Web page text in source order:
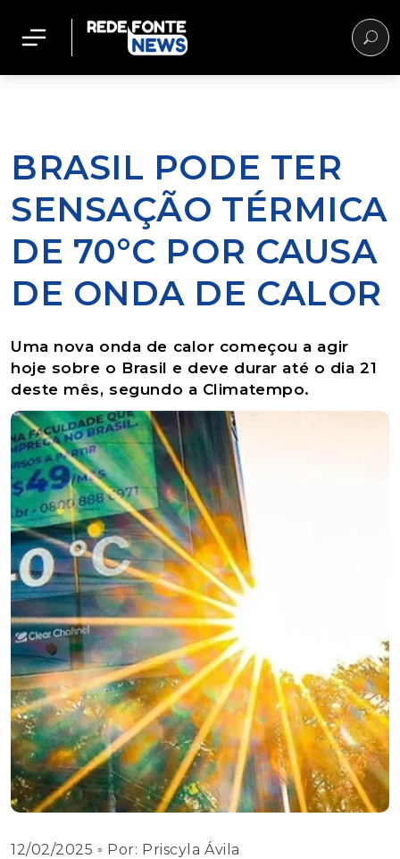
BRASIL PODE TER
SENSAÇÃO TÉRMICA
DE 70°C POR CAUSA
DE ONDA DE CALOR
Uma nova onda de calor começou a agir
hoje sobre o Brasil e deve durar até o dia 21
deste mês, segundo a Climatempo.
12/02/2025 ◦ Por: Priscyla Ávila